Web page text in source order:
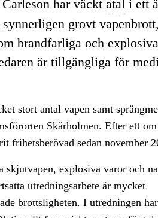
har väckt åtal i ett
grovt
brandfarliga och
är tillgängliga för
stort antal vapen samt
Skärholmen. Efter ett
frihetsberövad sedan november
skjutvapen, explosiva varor och
utredningsarbete är mycket
brottsligheten. I utredningen